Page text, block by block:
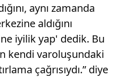
aynı zamanda
aldığını
iyilik yap' dedik. Bu
kendi varoluşundaki
çağrısıydı.” diye